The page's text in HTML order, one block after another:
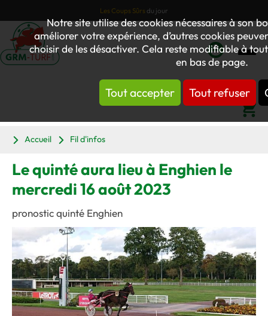
Notre site utilise des cookies nécessaires à son
améliorer votre expérience, d’autres cookies
choisir de les désactiver. Cela reste modifiable à
en bas de page.
Tout accepter Tout refuser
Les Coups Sûrs du jour
Mon
Panier
Accueil
Fil d'infos
Le quinté aura lieu à Enghien le
mercredi 16 août 2023
pronostic quinté Enghien